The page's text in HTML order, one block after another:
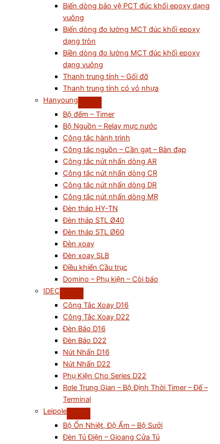
Biến dòng bảo vệ PCT đúc khối epoxy dạng
vuông
Biến dòng đo lường MCT đúc khối epoxy
dạng tròn
Biền dòng đo lường MCT đúc khối epoxy
dạng vuông
Thanh trung tính – Gối đỡ
Thanh trung tính có vỏ nhựa
Hanyoung
Bộ đếm – Timer
Bộ Nguồn – Relay mực nước
Công tắc hành trình
Công tắc nguồn – Cần gạt – Bàn đạp
Công tắc nút nhấn dòng AR
Công tắc nút nhấn dòng CR
Công tắc nút nhấn dòng DR
Công tắc nút nhấn dòng MR
Đèn tháp HY-TN
Đèn tháp STL Ø40
Đèn tháp STL Ø60
Đèn xoay
Đèn xoay SLB
Điều khiển Cầu trục
Domino – Phụ kiện – Còi báo
IDEC
Công Tắc Xoay D16
Công Tắc Xoay D22
Đèn Báo D16
Đèn Báo D22
Nút Nhấn D16
Nút Nhấn D22
Phụ Kiện Cho Series D22
Rơle Trung Gian – Bộ Định Thời Timer – Đế –
Terminal
Leipole
Bộ Ổn Nhiệt, Độ Ẩm – Bộ Sưởi
Đèn Tủ Điện – Gioang Cửa Tủ